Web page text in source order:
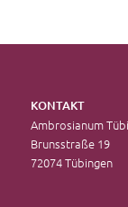
KONTAKT
Ambrosianum
Brunsstraße 19
72074 Tübingen